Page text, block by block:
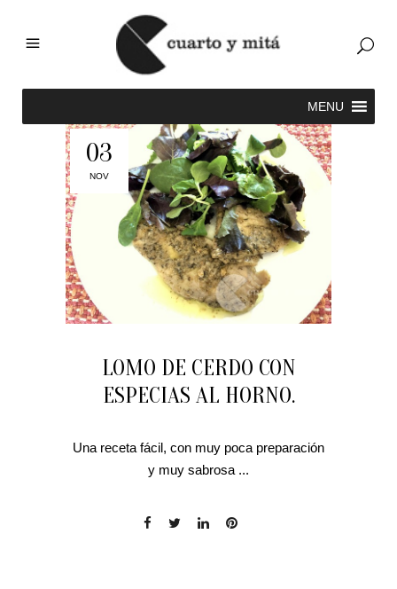
03
NOV
LOMO DE CERDO CON
ESPECIAS AL HORNO.
Una receta fácil, con muy poca preparación
y muy sabrosa ...